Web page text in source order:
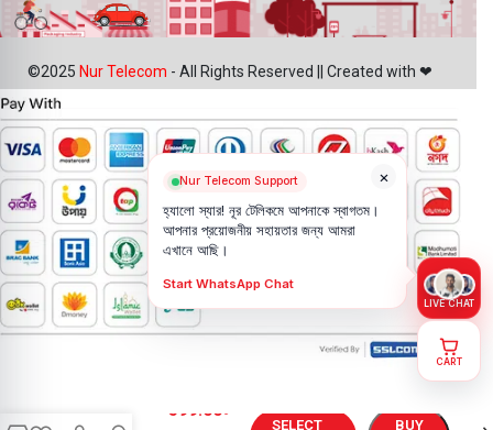
©2025 Nur Telecom - All Rights Reserved || Created with ❤
Pro
599.00৳
SELECT BUY
×
Nur Telecom Support
হ্যালো স্যার! নূর টেলিকমে আপনাকে স্বাগতম।
আপনার প্রয়োজনীয় সহায়তার জন্য আমরা
এখানে আছি।
Start WhatsApp Chat
LIVE CHAT
CART